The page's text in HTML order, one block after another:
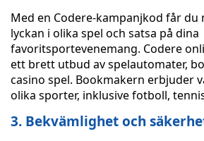
Med en Codere-kampanjkod får
lyckan i olika spel och satsa på dina
favoritsportevenemang. Codere
ett brett utbud av spelautomater,
casino spel. Bookmakern erbjuder
olika sporter, inklusive fotboll,
3. Bekvämlighet och